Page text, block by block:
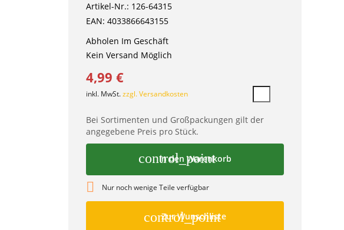
Artikel-Nr.: 126-64315
EAN: 4033866643155
Abholen Im Geschäft
Kein Versand Möglich
4,99 €
inkl. MwSt.zzgl. Versandkosten
Bei Sortimenten und Großpackungen gilt der
angegebene Preis pro Stück.
control_point
In den Warenkorb
 Nur noch wenige Teile verfügbar
control_point
Zur Wunschliste